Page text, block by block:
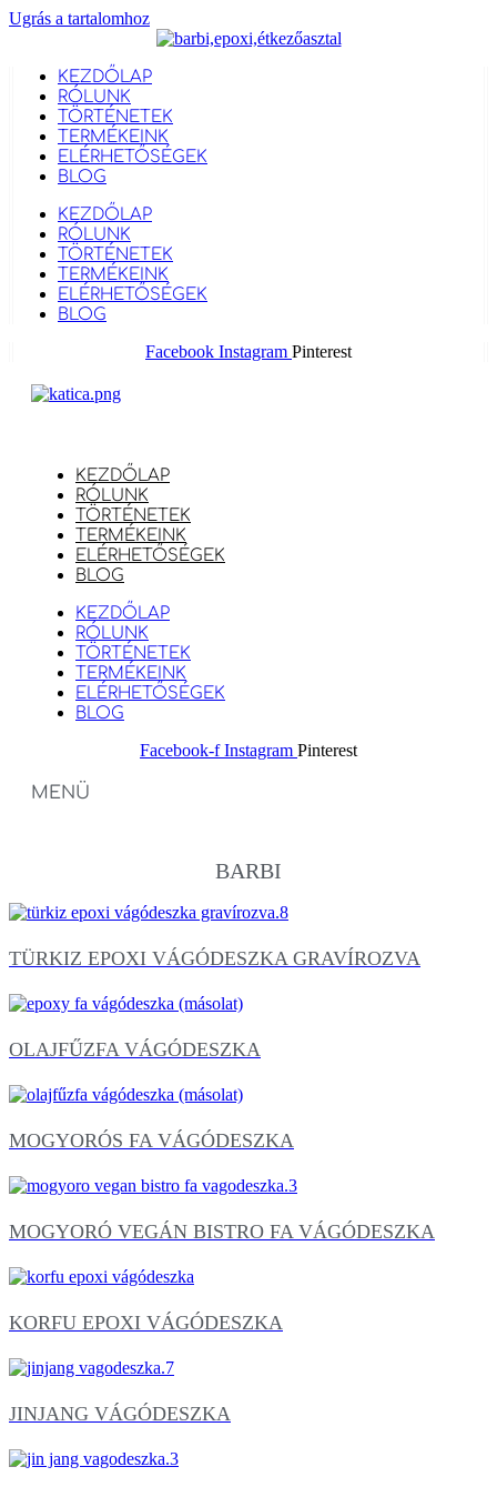
Ugrás a tartalomhoz
KEZDŐLAP
RÓLUNK
TÖRTÉNETEK
TERMÉKEINK
ELÉRHETŐSÉGEK
BLOG
KEZDŐLAP
RÓLUNK
TÖRTÉNETEK
TERMÉKEINK
ELÉRHETŐSÉGEK
BLOG
Facebook Instagram Pinterest
KEZDŐLAP
RÓLUNK
TÖRTÉNETEK
TERMÉKEINK
ELÉRHETŐSÉGEK
BLOG
KEZDŐLAP
RÓLUNK
TÖRTÉNETEK
TERMÉKEINK
ELÉRHETŐSÉGEK
BLOG
Facebook-f Instagram Pinterest
MENÜ
BARBI
TÜRKIZ EPOXI VÁGÓDESZKA GRAVÍROZVA
OLAJFŰZFA VÁGÓDESZKA
MOGYORÓS FA VÁGÓDESZKA
MOGYORÓ VEGÁN BISTRO FA VÁGÓDESZKA
KORFU EPOXI VÁGÓDESZKA
JINJANG VÁGÓDESZKA